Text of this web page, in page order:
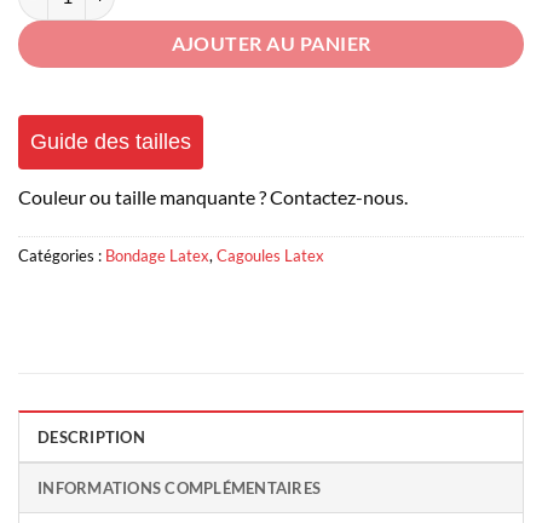
AJOUTER AU PANIER
Guide des tailles
Couleur ou taille manquante ? Contactez-nous.
Catégories : Bondage Latex, Cagoules Latex
DESCRIPTION
INFORMATIONS COMPLÉMENTAIRES